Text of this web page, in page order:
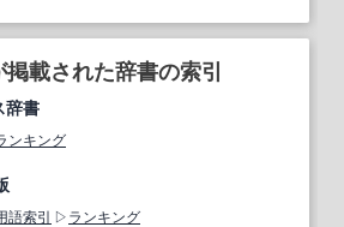
掲載された辞書の索引
辞書
ンキング
語索引 ランキング